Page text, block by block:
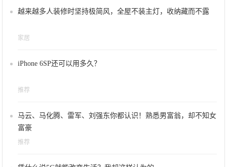
越来越多人装修时坚持极简风，全屋不装主灯，收纳藏而不露
家居
iPhone 6SP还可以用多久？
推荐
马云、马化腾、雷军、刘强东你都认识！熟悉男富翁，却不知女
富豪
推荐